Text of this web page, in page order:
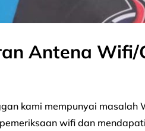
Antena Wifi/
kami mempunyai masalah
wifi dan